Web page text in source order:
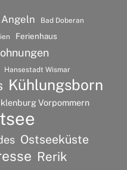
Angeln Bad Doberan
Ferienhaus
Hansestadt Wismar
Kühlungsborn
Vorpommern
Ostseeküste
Rerik